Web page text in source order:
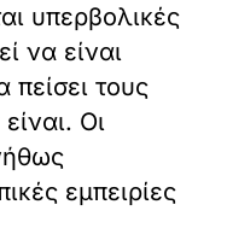
υπερβολικές
να είναι
πείσει τους
Οι
εμπειρίες